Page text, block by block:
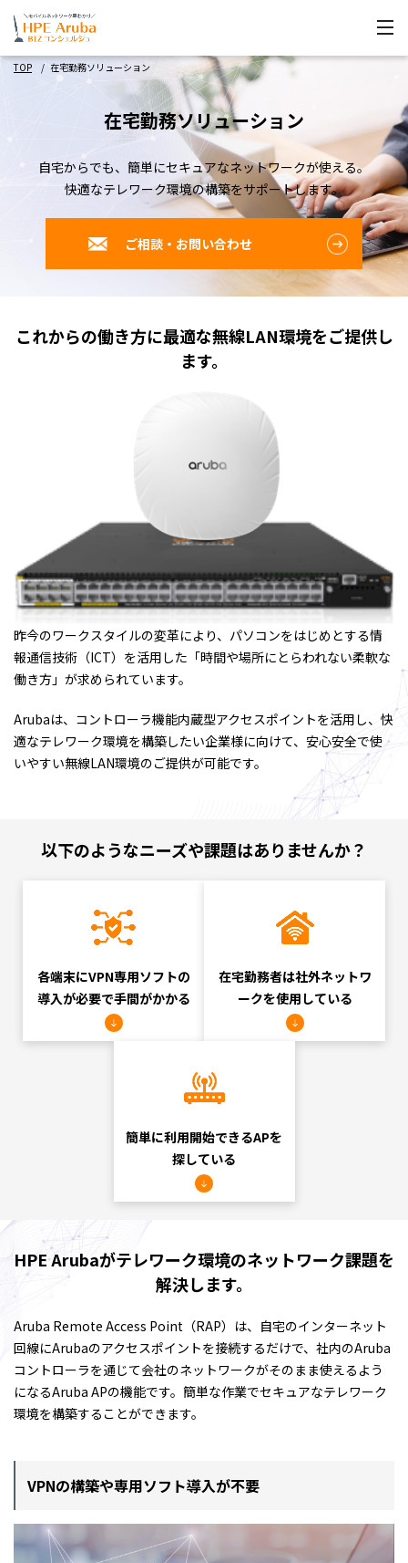
TOP 在宅勤務ソリューション
在宅勤務ソリューション
自宅からでも、簡単にセキュアなネットワークが使える。
快適なテレワーク環境の構築をサポートします。
ご相談・お問い合わせ
これからの働き方に最適な無線LAN環境をご提供し
ます。
昨今のワークスタイルの変革により、パソコンをはじめとする情
報通信技術（ICT）を活用した「時間や場所にとらわれない柔軟な
働き方」が求められています。
Arubaは、コントローラ機能内蔵型アクセスポイントを活用し、快
適なテレワーク環境を構築したい企業様に向けて、安心安全で使
いやすい無線LAN環境のご提供が可能です。
以下のようなニーズや課題はありませんか？
各端末にVPN専用ソフトの
導入が必要で手間がかかる
在宅勤務者は社外ネットワ
ークを使用している
簡単に利用開始できるAPを
探している
HPE Arubaがテレワーク環境のネットワーク課題を
解決します。
Aruba Remote Access Point（RAP）は、自宅のインターネット
回線にArubaのアクセスポイントを接続するだけで、社内のAruba
コントローラを通じて会社のネットワークがそのまま使えるよう
になるAruba APの機能です。簡単な作業でセキュアなテレワーク
環境を構築することができます。
VPNの構築や専用ソフト導入が不要